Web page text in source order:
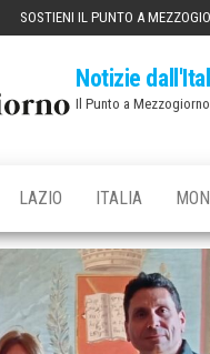
SOSTIENI IL PUNTO A
Notizie
Il Punto a
LAZIO ITALIA